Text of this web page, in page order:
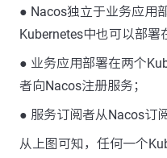
● Nacos独立于业务应用
Kubernetes中也可以部署
● 业务应用部署在两个
者向Nacos注册服务；
● 服务订阅者从Nacos订
从上图可知，任何一个